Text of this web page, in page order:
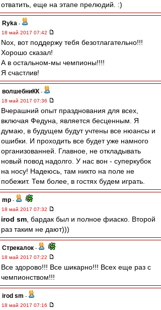
отватить, еще на этапе прелюдий. :)
Ryka -
18 май 2017 07:42
Nox, вот поддержу тебя безотлагательно!!!
Хорошо сказал!
А в остальном-мы чемпионы!!!!
Я счастлив!
волшебниКК -
18 май 2017 07:36
Вчерашний опыт празднования для всех,
включая Федуна, является бесценным. Я
думаю, в будущем будут учтены все нюансы и
ошибки. И проходить все будет уже намного
организованней. Главное, не откладывать
новый повод надолго. У нас вон - суперкубок
на носу! Надеюсь, там никто на поле не
побежит. Тем более, в гостях будем играть.
mp -
18 май 2017 07:32
irod sm , бардак был и полное фиаско. Второй
раз таким не дают)))
Стрекалок -
18 май 2017 07:22
Все здорово!!! Все шикарно!!! Всех еще раз с
чемпионством!!!
irod sm -
18 май 2017 07:16